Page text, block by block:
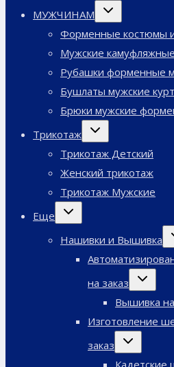
МУЖЧИНАМ
Переключить
Форменные костюмы
Мужские
Рубашки форменные
Бушлаты мужские
Брюки мужские
Трикотаж
Переключить
Трикотаж Детский
Женский трикотаж
Трикотаж Мужские
Еще
Переключить
Нашивки и Вышивка
на заказ
Вышивка
Изготовление
заказ
Переключить
Кадетские